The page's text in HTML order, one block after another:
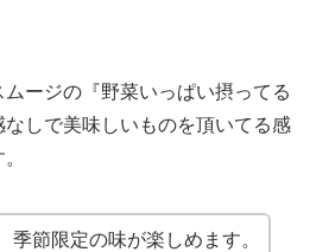
ージの『野菜いっぱい摂ってる
しで美味しいものを頂いてる感
季節限定の味が楽しめます。